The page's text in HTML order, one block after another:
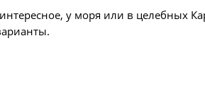
у моря или в целебных